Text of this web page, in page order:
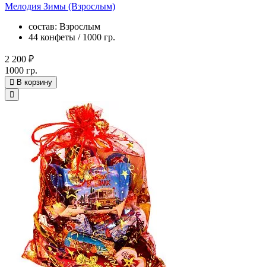
Мелодия Зимы (Взрослым)
состав: Взрослым
44 конфеты / 1000 гр.
2 200 ₽
1000 гр.
В корзину